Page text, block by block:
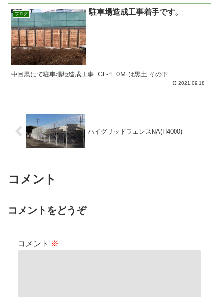
ブログ 駐車場造成工事着手です。
中目黒にて駐車場地造成工事 GL-１.0Ｍ は黒土 その下......
2021.09.18
ハイグリッドフェンスNA(H4000)
コメント
コメントをどうぞ
コメント ※